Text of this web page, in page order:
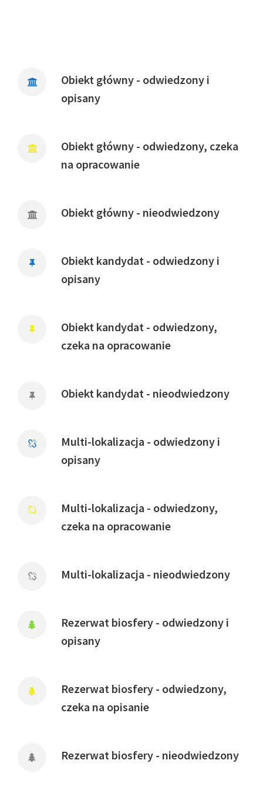
Obiekt główny - odwiedzony i
opisany
Obiekt główny - odwiedzony, czeka
na opracowanie
Obiekt główny - nieodwiedzony
Obiekt kandydat - odwiedzony i
opisany
Obiekt kandydat - odwiedzony,
czeka na opracowanie
Obiekt kandydat - nieodwiedzony
Multi-lokalizacja - odwiedzony i
opisany
Multi-lokalizacja - odwiedzony,
czeka na opracowanie
Multi-lokalizacja - nieodwiedzony
Rezerwat biosfery - odwiedzony i
opisany
Rezerwat biosfery - odwiedzony,
czeka na opisanie
Rezerwat biosfery - nieodwiedzony